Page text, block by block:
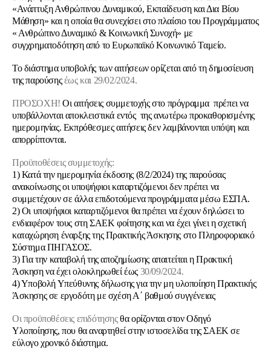
«Ανάπτυξη Ανθρώπινου Δυναμικού, Εκπαίδευση και Δια Βίου
Μάθηση» και η οποία θα συνεχίσει στο πλαίσιο του Προγράμματος
« Ανθρώπινο Δυναμικό & Κοινωνική Συνοχή» με
συγχρηματοδότηση από το Ευρωπαϊκό Κοινωνικό Ταμείο.
Το διάστημα υποβολής των αιτήσεων ορίζεται από τη δημοσίευση
της παρούσηςέως και 29/02/2024.
ΠΡΟΣΟΧΗ! Οι αιτήσεις συμμετοχής στο πρόγραμμα πρέπει να
υποβάλλονται αποκλειστικά εντός της ανωτέρω προκαθορισμένης
ημερομηνίας. Εκπρόθεσμες αιτήσεις δεν λαμβάνονται υπόψη και
απορρίπτονται.
Προϋποθέσεις συμμετοχής:
1) Κατά την ημερομηνία έκδοσης (8/2/2024) της παρούσας
ανακοίνωσης οι υποψήφιοι καταρτιζόμενοι δεν πρέπει να
συμμετέχουν σε άλλα επιδοτούμενα προγράμματα μέσω ΕΣΠΑ.
2) Οι υποψήφιοι καταρτιζόμενοι θα πρέπει να έχουν δηλώσει το
ενδιαφέρον τους στη ΣΑΕΚ φοίτησης και να έχει γίνει η σχετική
καταχώρηση έναρξης της Πρακτικής Άσκησης στο Πληροφοριακό
Σύστημα ΠΗΓΑΣΟΣ.
3) Για την καταβολή της αποζημίωσης απαιτείται η Πρακτική
Άσκηση να έχει ολοκληρωθεί έως 30/09/2024.
4) Υποβολή Υπεύθυνης δήλωσης για την μη υλοποίηση Πρακτικής
Άσκησης σε εργοδότη με σχέση Α΄ βαθμού συγγένειας
Οι προϋποθέσεις επιδότησης θα ορίζονται στον Οδηγό
Υλοποίησης, που θα αναρτηθεί στην ιστοσελίδα της ΣΑΕΚ σε
εύλογο χρονικό διάστημα.